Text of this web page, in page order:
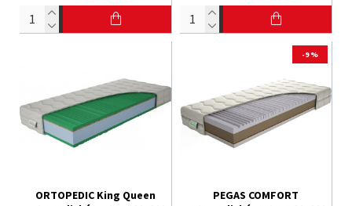
ORTOPEDIC King Queen
-9 %
PEGAS COMFORT